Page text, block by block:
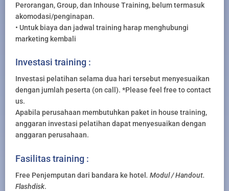
Perorangan, Group, dan Inhouse Training, belum termasuk
akomodasi/penginapan.
• Untuk biaya dan jadwal training harap menghubungi
marketing kembali
Investasi training :
Investasi pelatihan selama dua hari tersebut menyesuaikan
dengan jumlah peserta (on call). *Please feel free to contact
us.
Apabila perusahaan membutuhkan paket in house training,
anggaran investasi pelatihan dapat menyesuaikan dengan
anggaran perusahaan.
Fasilitas training :
Free Penjemputan dari bandara ke hotel. Modul / Handout.
Flashdisk.